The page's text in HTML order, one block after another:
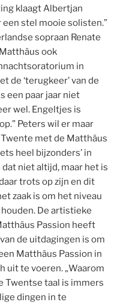
klaagt Albertjan
een stel mooie solisten.”
sopraan Renate
ook
in
de ‘terugkeer’ van de
een paar jaar niet
wel. Engeltjes is
Peters wil er maar
met de Matthäus
heel bijzonders’ in
niet altijd, maar het is
trots op zijn en dit
zaak is om het niveau
De artistieke
Passion heeft
de uitdagingen is om
Matthäus Passion in
uit te voeren. „Waarom
Twentse taal is immers
dingen in te